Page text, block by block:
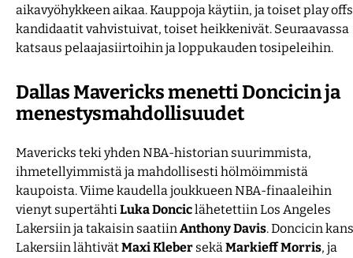
aikavyöhykkeen aikaa. Kauppoja käytiin, ja toiset play
kandidaatit vahvistuivat, toiset heikkenivät. Seuraavassa
katsaus pelaajasiirtoihin ja loppukauden tosipeleihin.
Dallas Mavericks menetti Doncicin ja
menestysmahdollisuudet
Mavericks teki yhden NBA-historian suurimmista,
ihmetellyimmistä ja mahdollisesti hölmöimmistä
kaupoista. Viime kaudella joukkueen NBA-finaaleihin
vienyt supertähtiLukaDonciclähetettiin Los Angeles
Lakersiin ja takaisin saatiinAnthonyDavis. Doncicin
Lakersiin lähtivätMaxiKleber sekäMarkieffMorris, ja